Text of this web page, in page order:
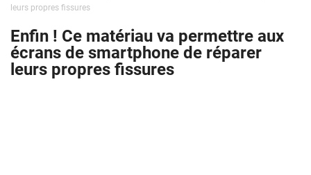
leurs propres fissures
Enfin ! Ce matériau va permettre aux
écrans de smartphone de réparer
leurs propres fissures